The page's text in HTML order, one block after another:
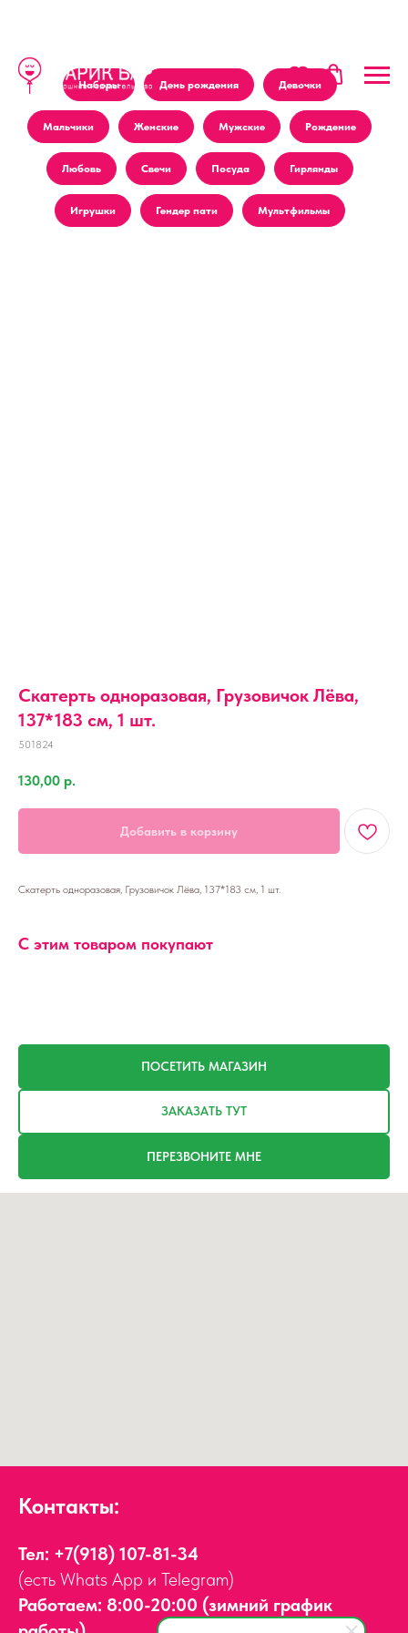
Наборы День рождения Девочки
Мальчики Женские Мужские Рождение
Любовь Свечи Посуда Гирлянды
Игрушки Гендер пати Мультфильмы
Скатерть одноразовая, Грузовичок Лёва,
137*183 см, 1 шт.
501824
130,00 р.
Добавить в корзину
Скатерть одноразовая, Грузовичок Лёва, 137*183 см, 1 шт.
С этим товаром покупают
ПОСЕТИТЬ МАГАЗИН
ЗАКАЗАТЬ ТУТ
ПЕРЕЗВОНИТЕ МНЕ
Контакты:
Тел: +7(918) 107-81-34
(есть Whats App и Telegram)
Работаем: 8:00-20:00 (зимний график